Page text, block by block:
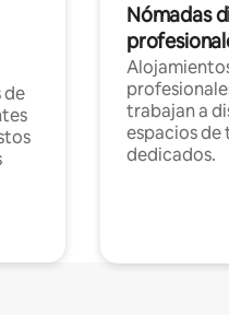
de
Nómadas
trabajan a
espacios de
dedicados.